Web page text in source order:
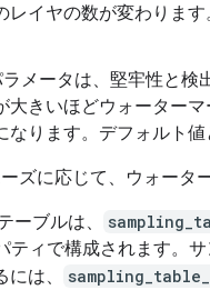
レイヤの数が変わります
メータは、堅牢性と検
大きいほどウォーター
なります。デフォルト値
ズに応じて、ウォータ
ーブルは、
ティで構成されます。
は、